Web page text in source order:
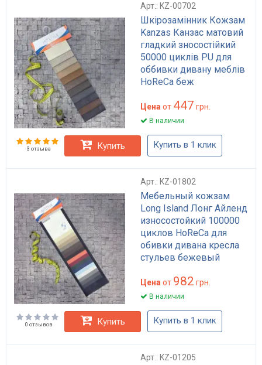
Арт.: KZ-00702
Шкірозамінник Кожзам
Kanzas Канзас матовий
гладкий зносостійкий
50000 циклів PU для
оббивки дивану меблів
HoReCa беж
Цена от 447 грн.
В наличии
3 отзыва Купить Купить в 1 клик
Арт.: KZ-01802
Мебельный кожзам
Long Island Лонг Айленд
износостойкий 100000
циклов HoReCa для
обивки дивана кресла
стульев бежевый
Цена от 982 грн.
В наличии
0 отзывов Купить Купить в 1 клик
Арт.: KZ-01205